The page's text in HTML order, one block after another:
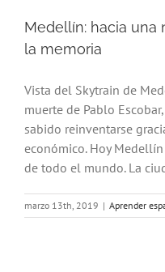
Medellín: hacia una
la memoria
Vista del Skytrain de
muerte de Pablo
sabido reinventarse
económico. Hoy
de todo el mundo. La
marzo 13th, 2019 | Aprender